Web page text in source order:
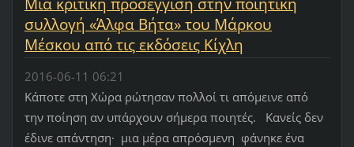
συλλογή «Άλφα Βήτα» του Μάρκου
Μέσκου από τις εκδόσεις Κίχλη
2016-06-11 06:21
Κάποτε στη Χώρα ρώτησαν πολλοί τι απόμεινε από
την ποίηση αν υπάρχουν σήμερα ποιητές. Κανείς δεν
έδινε απάντηση· μια μέρα απρόσμενη φάνηκε ένα